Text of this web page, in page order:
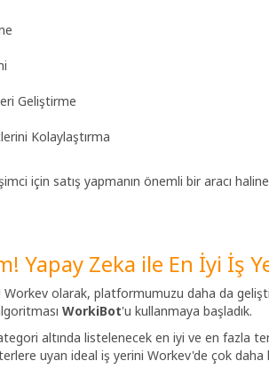
Geliştirme
Kolaylaştırma
için satış yapmanın önemli bir aracı
Yapay Zeka ile En İyi İş
olarak, platformumuzu daha da
WorkiBot'u kullanmaya başladık.
altında listelenecek en iyi ve en fazla
uyan ideal iş yerini Workev'de çok